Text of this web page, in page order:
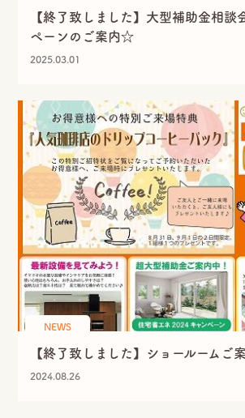
【終了致しました】大型補助金相談
ペーンのご案内☆
2025.03.01
NEWS
【終了致しました】ショールームご
2024.08.26